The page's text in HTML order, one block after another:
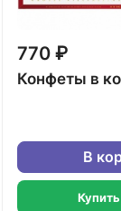
770 ₽
Конфеты в
В